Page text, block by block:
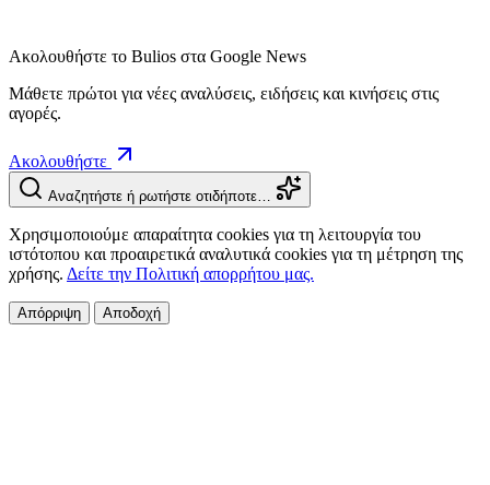
Ακολουθήστε το Bulios στα Google News
Μάθετε πρώτοι για νέες αναλύσεις, ειδήσεις και κινήσεις στις
αγορές.
Ακολουθήστε
Αναζητήστε ή ρωτήστε οτιδήποτε…
Χρησιμοποιούμε απαραίτητα cookies για τη λειτουργία του
ιστότοπου και προαιρετικά αναλυτικά cookies για τη μέτρηση της
χρήσης. Δείτε την Πολιτική απορρήτου μας.
Απόρριψη Αποδοχή